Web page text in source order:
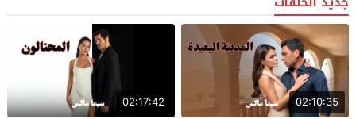
02:10:35
02:17:42